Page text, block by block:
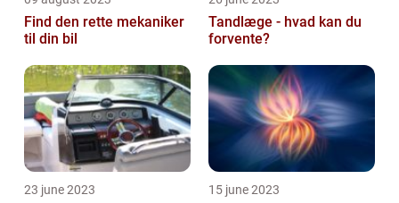
Find den rette mekaniker
til din bil
Tandlæge - hvad kan du
forvente?
23 june 2023 15 june 2023